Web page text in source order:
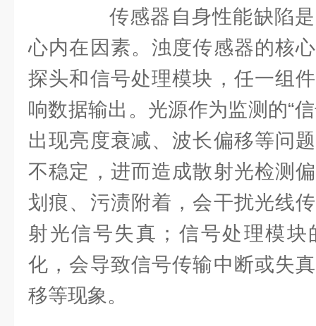
传感器自身性能缺陷是
心内在因素。浊度传感器的核
探头和信号处理模块，任一组
响数据输出。光源作为监测的“
出现亮度衰减、波长偏移等问
不稳定，进而造成散射光检测
划痕、污渍附着，会干扰光线
射光信号失真；信号处理模
化，会导致信号传输中断或失
移等现象。